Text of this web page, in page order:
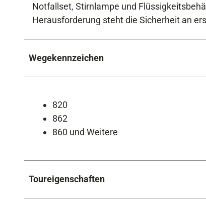
Notfallset, Stirnlampe und
Herausforderung steht die Sicherheit an
Wegekennzeichen
820
862
860 und Weitere
Toureigenschaften